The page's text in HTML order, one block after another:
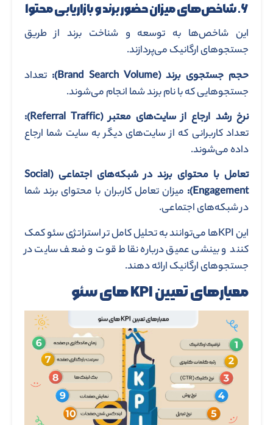
۶. شاخص‌های میزان حضور برند و بازاریابی محتوا
این شاخص‌ها به توسعه و شناخت برند از طریق
جستجوهای ارگانیک می‌پردازند.
حجم جستجوی برند(Brand Search Volume)
: تعداد
جستجوهایی که با نام برند شما انجام می‌شوند.
نرخ رشد ارجاع از سایت‌های معتبر(Referral Traffic)
:
تعداد کاربرانی که از سایت‌های دیگر به سایت شما ارجاع
داده می‌شوند.
تعامل با محتوای برند در شبکه‌های اجتماعی (Social
Engagement)
: میزان تعامل کاربران با محتوای برند شما
در شبکه‌های اجتماعی.
این KPIها می‌توانند به تحلیل کامل ‌تر استراتژی سئو کمک
کنند و بینشی عمیق درباره نقاط قوت و ضعف سایت در
جستجوهای ارگانیک ارائه دهند.
معیارهای تعیین KPI های سئو